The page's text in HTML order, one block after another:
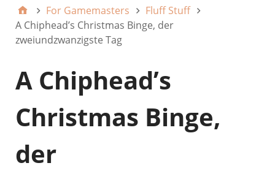
For Gamemasters
Fluff Stuff
A Chiphead’s Christmas Binge, der
zweiundzwanzigste Tag
A Chiphead’s
Christmas Binge,
der